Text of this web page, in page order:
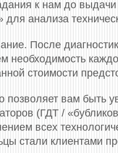
к нам до выдачи
анализа
После
стоимости
вам быть
(ГДТ /
всех
стали клиентами